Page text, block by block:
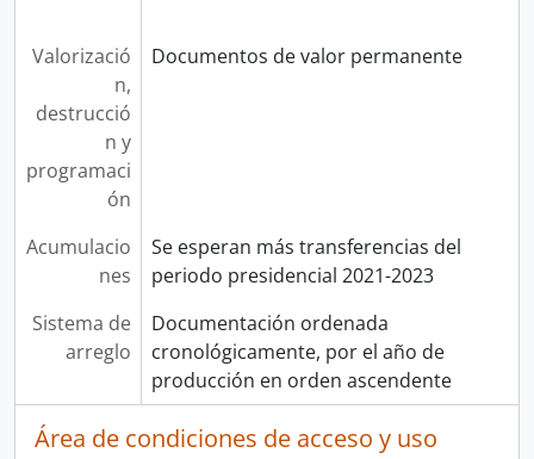
Valorizació
n,
destrucció
n y
programaci
ón
Documentos de valor permanente
Acumulacio
nes
Se esperan más transferencias del
periodo presidencial 2021-2023
Sistema de
arreglo
Documentación ordenada
cronológicamente, por el año de
producción en orden ascendente
Área de condiciones de acceso y uso